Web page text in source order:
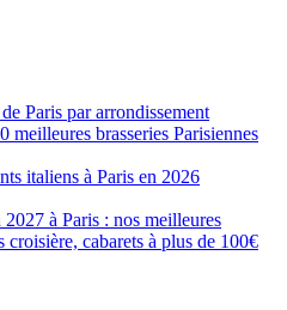
Paris par arrondissement
meilleures brasseries Parisiennes
italiens à Paris en 2026
à Paris : nos meilleures
croisière, cabarets à plus de 100€